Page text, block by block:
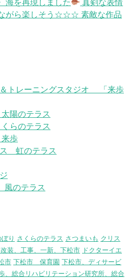
がら楽しそう☆☆☆ 素敵な作品
トレーニングスタジオ 「来歩
陽のテラス
らのテラス
歩
虹のテラス
のテラス
り さくらのテラス さつまいも クリス
装、工事、一新、下松市 ドクターイエ
市 下松市 保育園 下松市、ディサービ
、総合リハビリテーション研究所、総合